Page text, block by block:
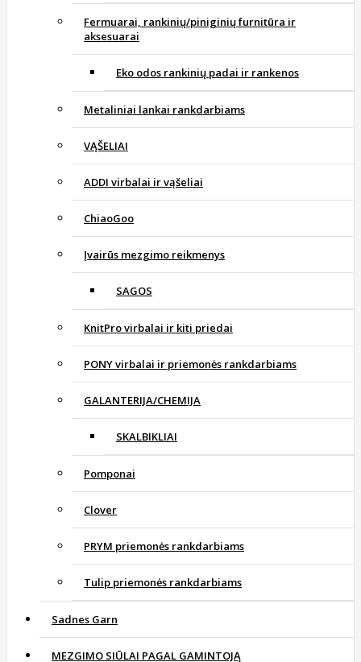
Fermuarai, rankinių/piniginių furnitūra ir
aksesuarai
Eko odos rankinių padai ir rankenos
Metaliniai lankai rankdarbiams
VĄŠELIAI
ADDI virbalai ir vąšeliai
ChiaoGoo
Įvairūs mezgimo reikmenys
SAGOS
KnitPro virbalai ir kiti priedai
PONY virbalai ir priemonės rankdarbiams
GALANTERIJA/CHEMIJA
SKALBIKLIAI
Pomponai
Clover
PRYM priemonės rankdarbiams
Tulip priemonės rankdarbiams
Sadnes Garn
MEZGIMO SIŪLAI PAGAL GAMINTOJĄ